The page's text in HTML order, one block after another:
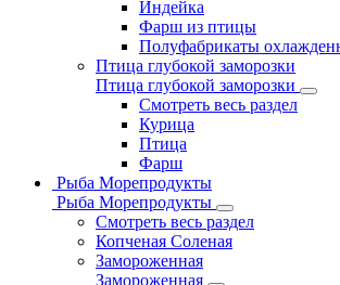
Индейка
Фарш из птицы
Полуфабрикаты
Птица глубокой заморозки
Птица глубокой заморозки
Смотреть весь раздел
Курица
Птица
Фарш
Рыба Морепродукты
Рыба Морепродукты
Смотреть весь раздел
Копченая Соленая
Замороженная
Замороженная